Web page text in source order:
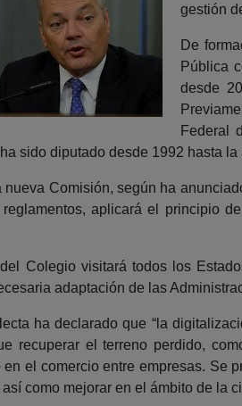
gestión
De
Pública
desde
Federal
sido diputado desde 1992 hasta la
nueva Comisión, según ha
aplicará el principio
Colegio visitará todos los
adaptación de las
ha declarado que “la
recuperar el terreno perdido,
en el comercio entre empresas.
así como mejorar en el ámbito de la